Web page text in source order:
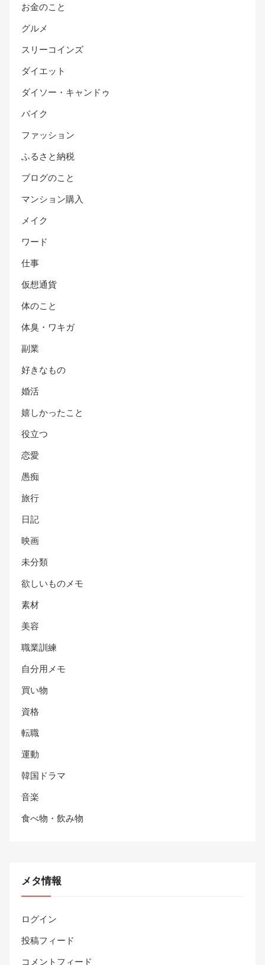
お金のこと
グルメ
スリーコインズ
ダイエット
ダイソー・キャンドゥ
バイク
ファッション
ふるさと納税
ブログのこと
マンション購入
メイク
ワード
仕事
仮想通貨
体のこと
体臭・ワキガ
副業
好きなもの
婚活
嬉しかったこと
役立つ
恋愛
愚痴
旅行
日記
映画
未分類
欲しいものメモ
素材
美容
職業訓練
自分用メモ
買い物
資格
転職
運動
韓国ドラマ
音楽
食べ物・飲み物
メタ情報
ログイン
投稿フィード
コメントフィード